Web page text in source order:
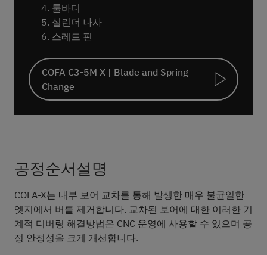
툴바디
실린더 나사
스레드 핀
COFA C3-5M X | Blade and Spring
Change
공정순서설명
COFA-X는 내부 보어 교차를 통해 발생한 매우 불균일한
엣지에서 버를 제거합니다. 교차된 보어에 대한 이러한 기
계적 디버링 해결방법은 CNC 운영에 사용할 수 있으며 공
정 안정성을 크게 개선합니다.